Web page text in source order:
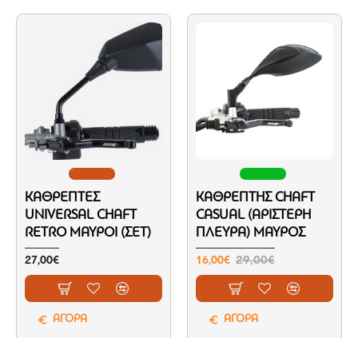
ΚΑΘΡΈΠΤΕΣ
UNIVERSAL CHAFT
RETRO ΜΑΎΡΟΙ (ΣΕΤ)
27,00€
ΑΓΟΡΑ
ΚΑΘΡΈΠΤΗΣ CHAFT
CASUAL (ΑΡΙΣΤΕΡΉ
ΠΛΕΥΡΆ) ΜΑΎΡΟΣ
16,00€ 29,00€
ΑΓΟΡΑ